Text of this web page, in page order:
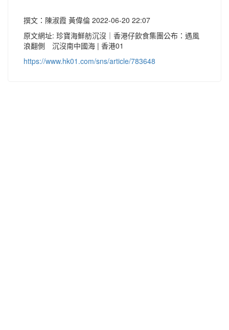
撰文：陳淑霞 黃偉倫 2022-06-20 22:07
原文網址: 珍寶海鮮舫沉沒｜香港仔飲食集團公布：遇風
浪翻側 沉沒南中國海 | 香港01
https://www.hk01.com/sns/article/783648